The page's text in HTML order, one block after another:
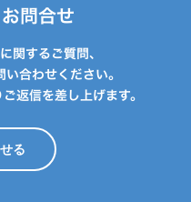
問合せ
関するご質問、
合わせください。
返信を差し上げます。
る